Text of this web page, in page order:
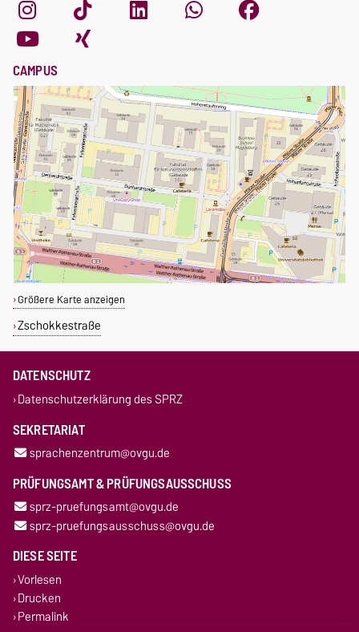
CAMPUS
Größere Karte anzeigen
Zschokkestraße
DATENSCHUTZ
Datenschutzerklärung des SPRZ
SEKRETARIAT
sprachenzentrum@ovgu.de
PRÜFUNGSAMT & PRÜFUNGSAUSSCHUSS
sprz-pruefungsamt@ovgu.de
sprz-pruefungsausschuss@ovgu.de
DIESE SEITE
Vorlesen
Drucken
Permalink